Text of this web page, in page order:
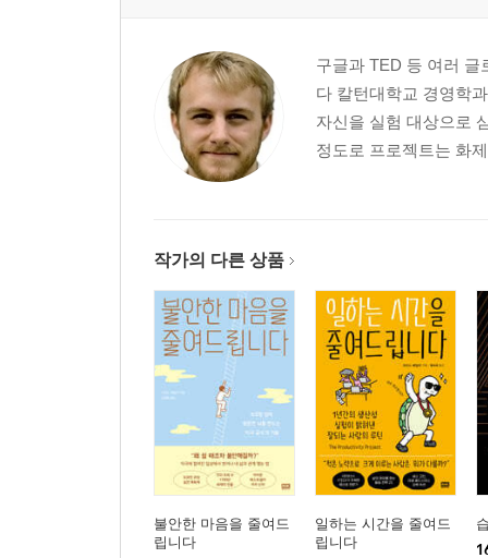
구글과 TED 등 여러
다 칼턴대학교 경영학
자신을 실험 대상으로
정도로 프로젝트는 화
작가의 다른 상품
불안한 마음을 줄여드
립니다
일하는 시간을 줄여드
립니다